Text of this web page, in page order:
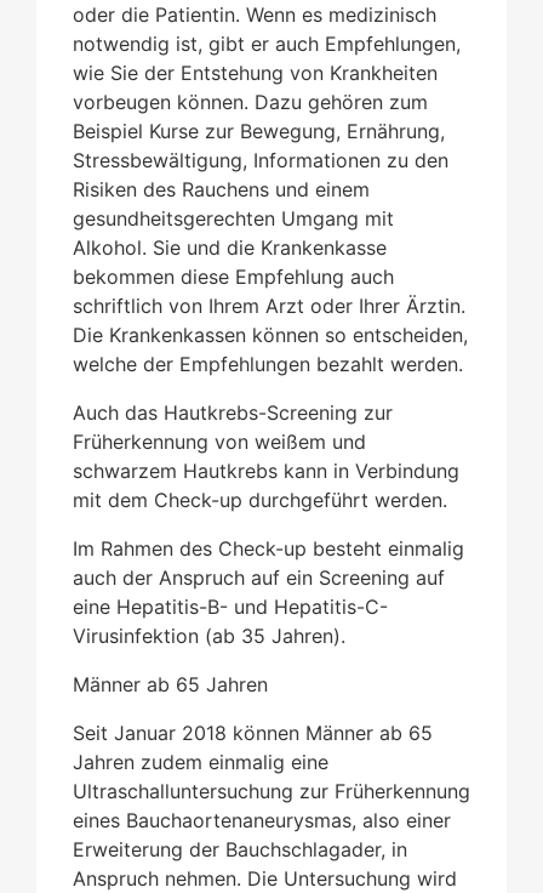
oder die Patientin. Wenn es medizinisch
notwendig ist, gibt er auch Empfehlungen,
wie Sie der Entstehung von Krankheiten
vorbeugen können. Dazu gehören zum
Beispiel Kurse zur Bewegung, Ernährung,
Stressbewältigung, Informationen zu den
Risiken des Rauchens und einem
gesundheitsgerechten Umgang mit
Alkohol. Sie und die Krankenkasse
bekommen diese Empfehlung auch
schriftlich von Ihrem Arzt oder Ihrer Ärztin.
Die Krankenkassen können so entscheiden,
welche der Empfehlungen bezahlt werden.
Auch das Hautkrebs-Screening zur
Früherkennung von weißem und
schwarzem Hautkrebs kann in Verbindung
mit dem Check-up durchgeführt werden.
Im Rahmen des Check-up besteht einmalig
auch der Anspruch auf ein Screening auf
eine Hepatitis-B- und Hepatitis-C-
Virusinfektion (ab 35 Jahren).
Männer ab 65 Jahren
Seit Januar 2018 können Männer ab 65
Jahren zudem einmalig eine
Ultraschalluntersuchung zur Früherkennung
eines Bauchaortenaneurysmas, also einer
Erweiterung der Bauchschlagader, in
Anspruch nehmen. Die Untersuchung wird